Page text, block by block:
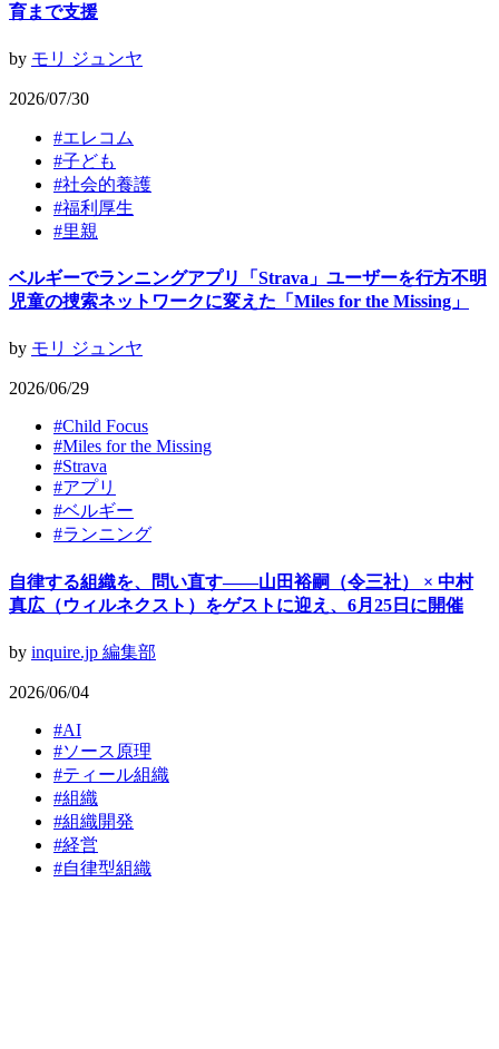
育まで支援
by モリ ジュンヤ
2026/07/30
#エレコム
#子ども
#社会的養護
#福利厚生
#里親
ベルギーでランニングアプリ「Strava」ユーザーを行方不明
児童の捜索ネットワークに変えた「Miles for the Missing」
by モリ ジュンヤ
2026/06/29
#Child Focus
#Miles for the Missing
#Strava
#アプリ
#ベルギー
#ランニング
自律する組織を、問い直す——山田裕嗣（令三社） × 中村
真広（ウィルネクスト）をゲストに迎え、6月25日に開催
by inquire.jp 編集部
2026/06/04
#AI
#ソース原理
#ティール組織
#組織
#組織開発
#経営
#​自律型組織